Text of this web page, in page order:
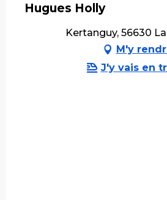
Hugues Holly
Kertanguy, 56630
M'y
J'y vais en